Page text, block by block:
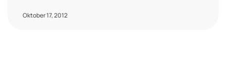
Oktober 17, 2012